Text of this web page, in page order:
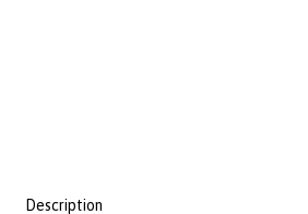
Description